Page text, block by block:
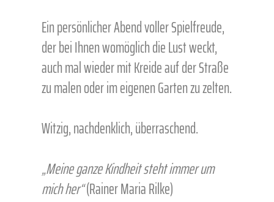
Ein persönlicher Abend voller Spielfreude,
der bei Ihnen womöglich die Lust weckt,
auch mal wieder mit Kreide auf der Straße
zu malen oder im eigenen Garten zu zelten.
Witzig, nachdenklich, überraschend.
„Meine ganze Kindheit steht immer um
mich her“(Rainer Maria Rilke)